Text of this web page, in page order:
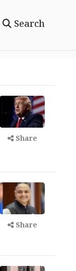
Search
Share
Share